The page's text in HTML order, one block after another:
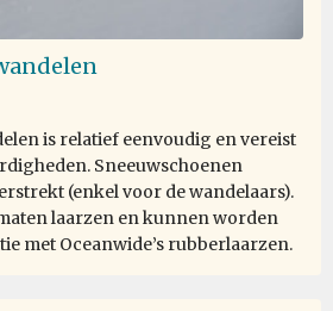
is relatief eenvoudig en vereist
Sneeuwschoenen
(enkel voor de wandelaars).
laarzen en kunnen worden
met Oceanwide’s rubberlaarzen.